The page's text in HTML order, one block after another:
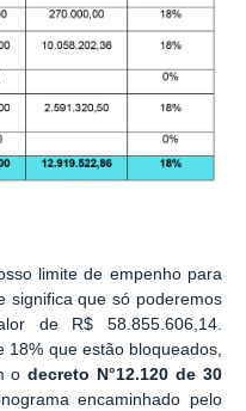
limite de empenho para
significa que só poderemos
de R$ 58.855.606,14.
18% que estão bloqueados,
odecreto N°12.120 de 30
encaminhado pelo